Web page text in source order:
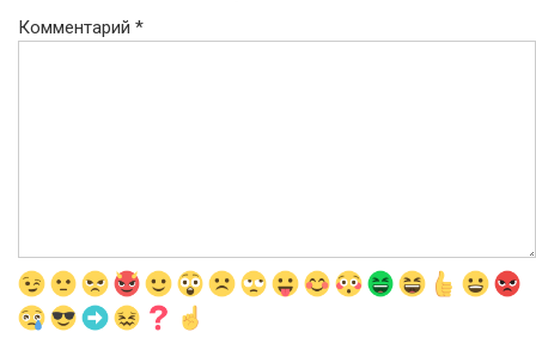
Комментарий *